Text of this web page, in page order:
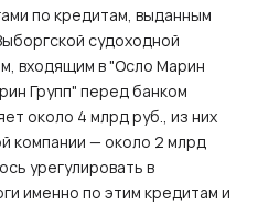
по кредитам, выданным
судоходной
входящим в "Осло Марин
Групп" перед банком
около 4 млрд руб., из них
компании — около 2 млрд
урегулировать в
именно по этим кредитам и